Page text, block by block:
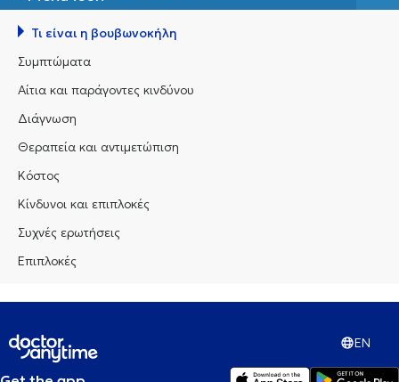
Τι είναι η βουβωνοκήλη
Συμπτώματα
Αίτια και παράγοντες κινδύνου
Διάγνωση
Θεραπεία και αντιμετώπιση
Κόστος
Κίνδυνοι και επιπλοκές
Συχνές ερωτήσεις
Επιπλοκές
EN